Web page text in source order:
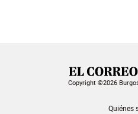
Copyright ©2026
Quiénes